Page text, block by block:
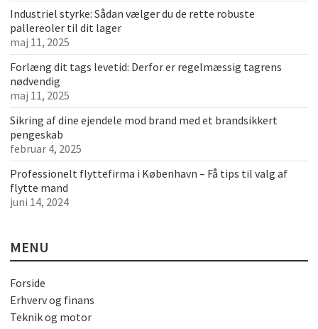
Industriel styrke: Sådan vælger du de rette robuste
pallereoler til dit lager
maj 11, 2025
Forlæng dit tags levetid: Derfor er regelmæssig tagrens
nødvendig
maj 11, 2025
Sikring af dine ejendele mod brand med et brandsikkert
pengeskab
februar 4, 2025
Professionelt flyttefirma i København – Få tips til valg af
flytte mand
juni 14, 2024
MENU
Forside
Erhverv og finans
Teknik og motor